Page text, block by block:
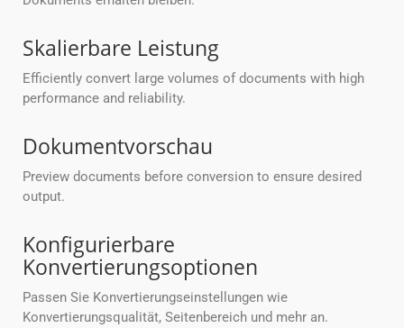
Skalierbare Leistung
Efficiently convert large volumes of documents with high
performance and reliability.
Dokumentvorschau
Preview documents before conversion to ensure desired
output.
Konfigurierbare
Konvertierungsoptionen
Passen Sie Konvertierungseinstellungen wie
Konvertierungsqualität, Seitenbereich und mehr an.